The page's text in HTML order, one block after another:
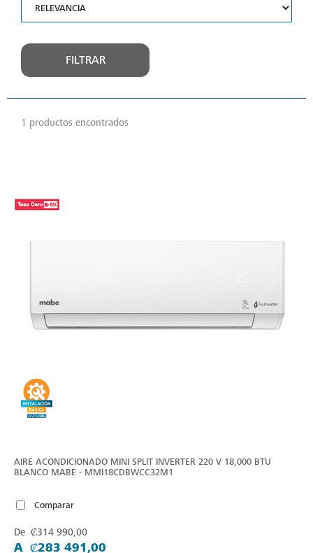
FILTRAR
1 productos encontrados
AIRE ACONDICIONADO MINI SPLIT INVERTER 220 V 18,000 BTU
BLANCO MABE - MMI18CDBWCC32M1
Comparar
De ₡314 990,00
A ₡283 491,00